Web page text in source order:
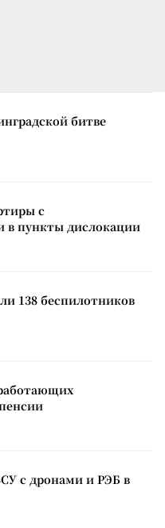
битве
с
пункты дислокации
138 беспилотников
с дронами и РЭБ в